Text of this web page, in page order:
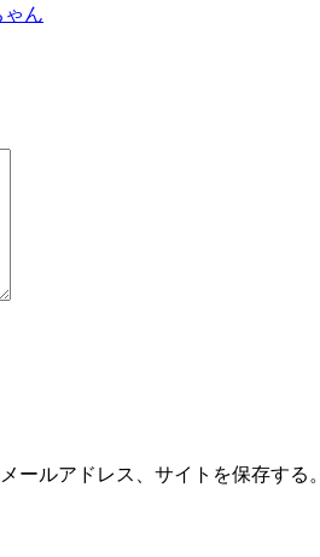
ゃん
ールアドレス、サイトを保存する。